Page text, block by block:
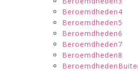
Beroemdheden4
Beroemdheden5
Beroemdheden6
Beroemdheden7
Beroemdheden8